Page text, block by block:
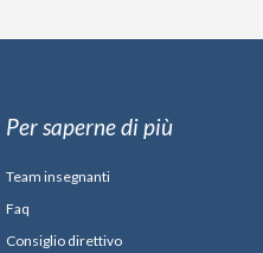
Per saperne di più
Team insegnanti
Faq
Consiglio direttivo